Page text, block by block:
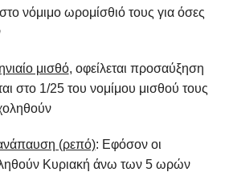
νόμιμο ωρομίσθιό τους για όσες
μισθό, οφείλεται προσαύξηση
στο 1/25 του νομίμου μισθού τους
(ρεπό): Εφόσον οι
Κυριακή άνω των 5 ωρών